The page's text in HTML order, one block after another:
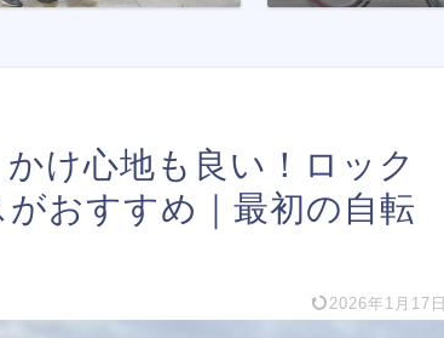
け心地も良い！ロック
おすすめ｜最初の自転
2026年1月17日